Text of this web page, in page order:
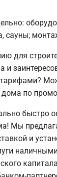
сауны;
для
и
по
быстро
Мы
и